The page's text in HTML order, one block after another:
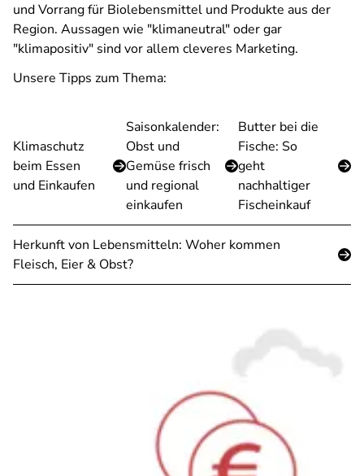
und Vorrang für Biolebensmittel und Produkte aus der
Region. Aussagen wie "klimaneutral" oder gar
"klimapositiv" sind vor allem cleveres Marketing.
Unsere Tipps zum Thema:
Klimaschutz
beim Essen
und Einkaufen
Saisonkalender:
Obst und
Gemüse frisch
und regional
einkaufen
Butter bei die
Fische: So
geht
nachhaltiger
Fischeinkauf
Herkunft von Lebensmitteln: Woher kommen
Fleisch, Eier & Obst?